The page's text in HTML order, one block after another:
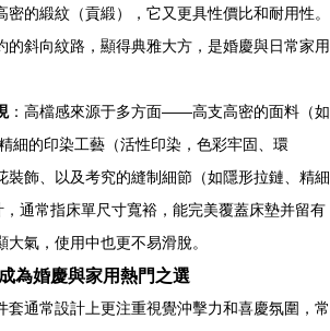
的緞紋（貢緞），它又更具性價比和耐用性。
的斜向紋路，顯得典雅大方，是婚慶與日常家用
：高檔感來源于多方面——高支高密的面料（如
細的印染工藝（活性印染，色彩牢固、環
裝飾、以及考究的縫制細節（如隱形拉鏈、精細
，通常指床單尺寸寬裕，能完美覆蓋床墊并留有
氣，使用中也更不易滑脫。
為婚慶與家用熱門之選
套通常設計上更注重視覺沖擊力和喜慶氛圍，常